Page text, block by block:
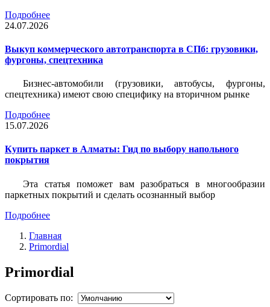
Подробнее
24.07.2026
Выкуп коммерческого автотранспорта в СПб: грузовики,
фургоны, спецтехника
Бизнес-автомобили (грузовики, автобусы, фургоны,
спецтехника) имеют свою специфику на вторичном рынке
Подробнее
15.07.2026
Купить паркет в Алматы: Гид по выбору напольного
покрытия
Эта статья поможет вам разобраться в многообразии
паркетных покрытий и сделать осознанный выбор
Подробнее
Главная
Primordial
Primordial
Сортировать по: